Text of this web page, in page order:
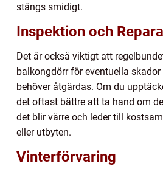
stängs smidigt.
Inspektion och
Det är också viktigt att
balkongdörr för eventuella
behöver åtgärdas. Om du
det oftast bättre att ta hand om
det blir värre och leder till
eller utbyten.
Vinterförvaring